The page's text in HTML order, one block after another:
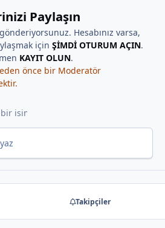
Paylaşın
Hesabınız varsa,
için ŞİMDİ OTURUM AÇIN.
KAYIT OLUN.
önce bir Moderatör
Takipçiler